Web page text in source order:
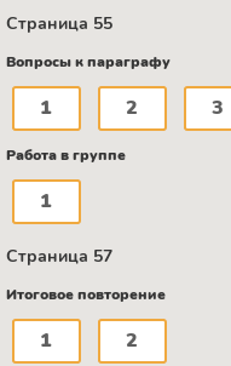
Страница 55
Вопросы к параграфу
1 2 3
Работа в группе
1
Страница 57
Итоговое повторение
1 2